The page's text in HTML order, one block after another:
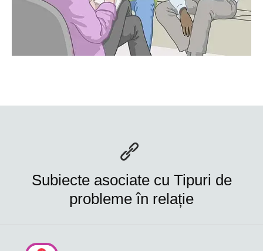
Subiecte asociate cu Tipuri de
probleme în relație